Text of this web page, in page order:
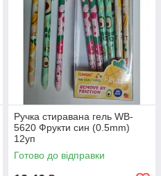
Ручка стиравана гель WB-
5620 Фрукти син (0.5mm)
12уп
Готово до відправки